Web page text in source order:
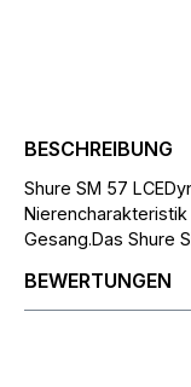
BESCHREIBUNG
Shure SM 57
Gesang.Das Shure
BEWERTUNGEN